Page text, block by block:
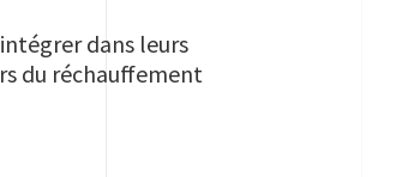
dans leurs
du réchauffement